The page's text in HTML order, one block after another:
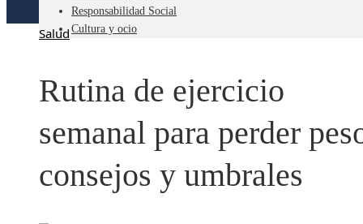
Responsabilidad Social
Cultura y ocio
Salud
Rutina de ejercicio
semanal para perder
consejos y umbrales